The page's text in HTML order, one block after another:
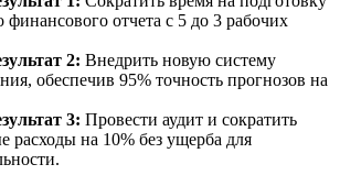
финансового отчета с 5 до 3 рабочих
2: Внедрить новую систему
обеспечив 95% точность прогнозов на
3: Провести аудит и сократить
расходы на 10% без ущерба для